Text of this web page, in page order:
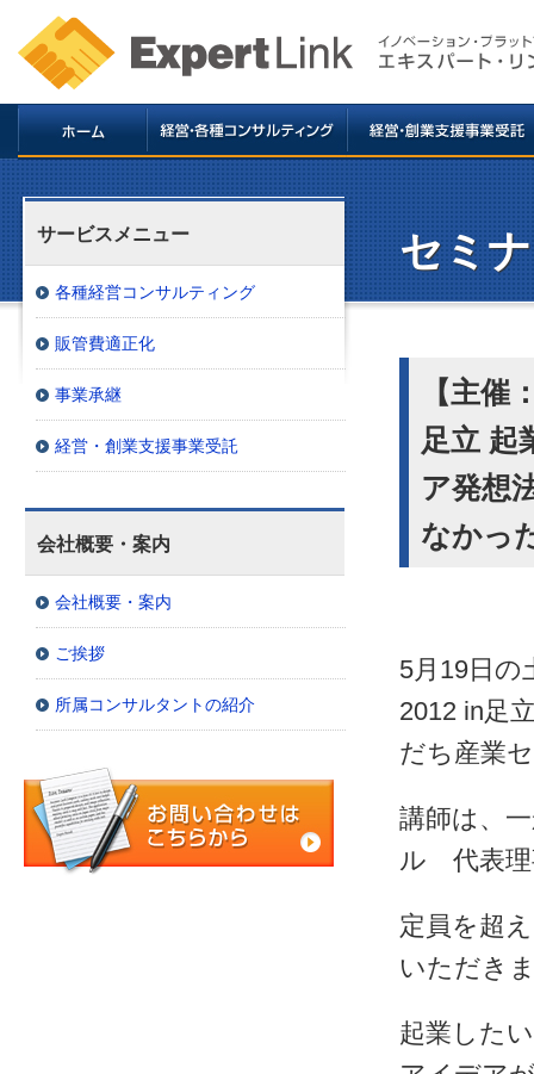
セミ
【主催
足立 起
ア発想
なかっ
5月19日の
2012 in足
だち産業
講師は、
ル 代表理
定員を超
いただき
起業した
サービスメニュー
各種経営コンサルティング
販管費適正化
事業承継
経営・創業支援事業受託
会社概要・案内
会社概要・案内
ご挨拶
所属コンサルタントの紹介